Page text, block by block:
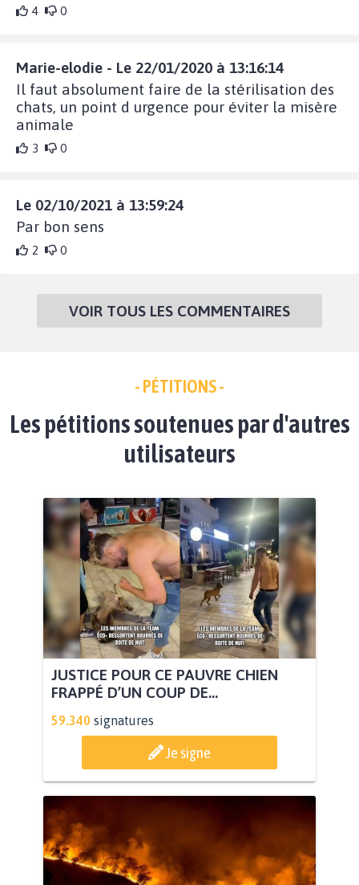
4 0
Marie-elodie - Le 22/01/2020 à 13:16:14
Il faut absolument faire de la stérilisation des
chats, un point d urgence pour éviter la misère
animale
3 0
Le 02/10/2021 à 13:59:24
Par bon sens
2 0
VOIR TOUS LES COMMENTAIRES
- PÉTITIONS -
Les pétitions soutenues par d'autres
utilisateurs
JUSTICE POUR CE PAUVRE CHIEN
FRAPPÉ D’UN COUP DE...
59.340 signatures
Je signe